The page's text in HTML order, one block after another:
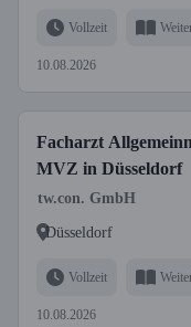
Vollzeit
10.08.2026
Facharzt
MVZ in Düsseldorf
tw.con. GmbH
Düsseldorf
Vollzeit
10.08.2026